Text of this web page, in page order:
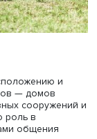
основан на
— и